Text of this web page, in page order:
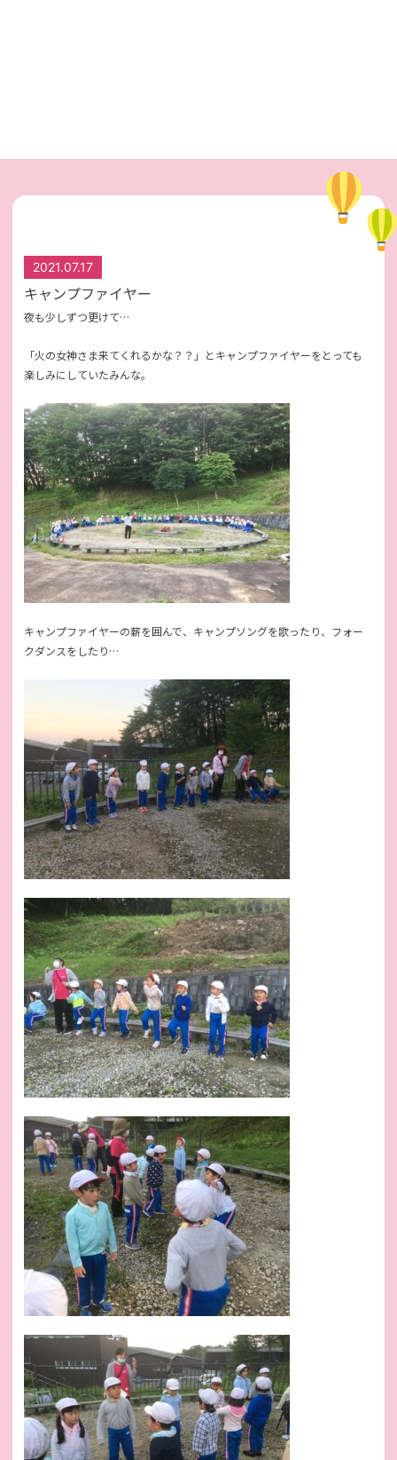
2021.07.17
キャンプファイヤー
夜も少しずつ更けて…
「火の女神さま来てくれるかな？？」とキャンプファイヤーをとっても
楽しみにしていたみんな。
キャンプファイヤーの薪を囲んで、キャンプソングを歌ったり、フォー
クダンスをしたり…